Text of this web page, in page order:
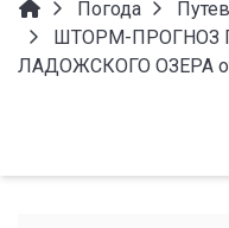
Погода
ШТОРМ-ПРОГНОЗ
ЛАДОЖСКОГО ОЗЕРА от